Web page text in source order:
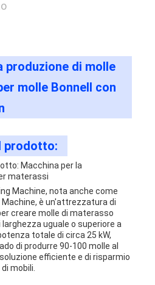
produzione di molle
molle Bonnell con
prodotto:
Macchina per la
materassi
Machine, nota anche come
è un'attrezzatura di
creare molle di materasso
uguale o superiore a
totale di circa 25 kW,
di produrre 90-100 molle al
efficiente e di risparmio
mobili.